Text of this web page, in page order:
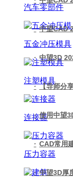
汽车零部件
五金冲压模具
注塑模具
连接器
压力容器
· 中望CAD
· 中望3D
· 【导师分
· 使用中望
· CAD常用
· 中望3D厚